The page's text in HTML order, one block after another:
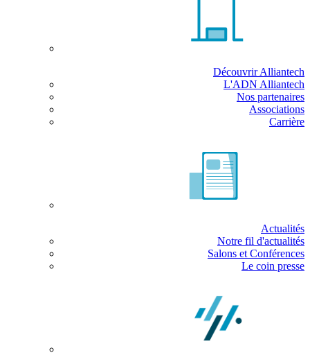
Découvrir Alliantech
L'ADN Alliantech
Nos partenaires
Associations
Carrière
Actualités
Notre fil d'actualités
Salons et Conférences
Le coin presse